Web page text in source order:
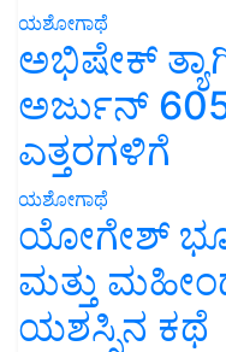
ಯಶೋಗಾಥೆ
ಅಭಿಷೇಕ್
ಅರ್ಜುನ್
ಎತ್ತರಗಳಿಗೆ
ಯಶೋಗಾಥೆ
ಯೋಗೇಶ್
ಮತ್ತು
ಯಶಸ್ಸಿನ ಕಥೆ